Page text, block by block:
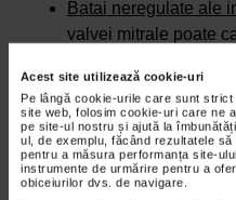
Acest site utilizează cookie-uri
Pe lângă cookie-urile care sunt
site web, folosim cookie-uri care ne
pe site-ul nostru și ajută la
ul, de exemplu, făcând rezultatele
pentru a măsura performanța site-
instrumente de urmărire pentru a
obiceiurilor dvs. de navigare.
Batai neregulate ale
valvei mitrale poate
creste odata cu
Aparitia cheagurilor
ale inimii cauzate de
formarea unor
cheag de sange